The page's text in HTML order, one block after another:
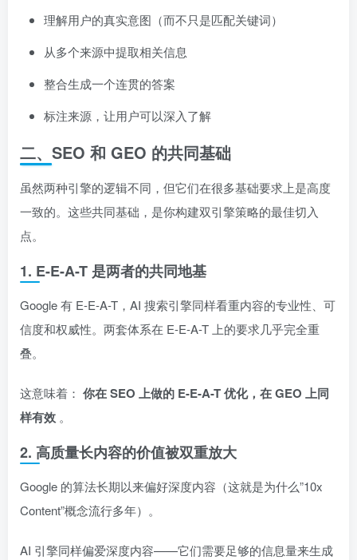
理解用户的真实意图（而不只是匹配关键词）
从多个来源中提取相关信息
整合生成一个连贯的答案
标注来源，让用户可以深入了解
二、SEO 和 GEO 的共同基础
虽然两种引擎的逻辑不同，但它们在很多基础要求上是高度
一致的。这些共同基础，是你构建双引擎策略的最佳切入
点。
1. E-E-A-T 是两者的共同地基
Google 有 E-E-A-T，AI 搜索引擎同样看重内容的专业性、可
信度和权威性。两套体系在 E-E-A-T 上的要求几乎完全重
叠。
这意味着： 你在 SEO 上做的 E-E-A-T 优化，在 GEO 上同
样有效 。
2. 高质量长内容的价值被双重放大
Google 的算法长期以来偏好深度内容（这就是为什么”10x
Content”概念流行多年）。
AI 引擎同样偏爱深度内容——它们需要足够的信息量来生成